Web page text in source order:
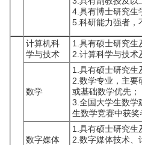
4.具有博士研究生
5.科研能力强者，
计算机科
学与技术
1.具有硕士研究生
2.计算科学与技术
数学
1.具有硕士研究生
2.数学专业，主要
或基础数学优先；
3.全国大学生数学
生数学竞赛中获奖
数字媒体
1.具有硕士研究生
2.数字媒体技术、